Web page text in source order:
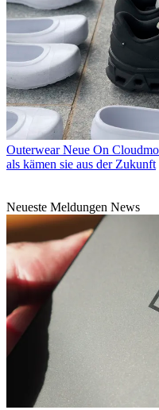
Outerwear Neue On
als kämen sie aus der Zukunft
Neueste Meldungen News